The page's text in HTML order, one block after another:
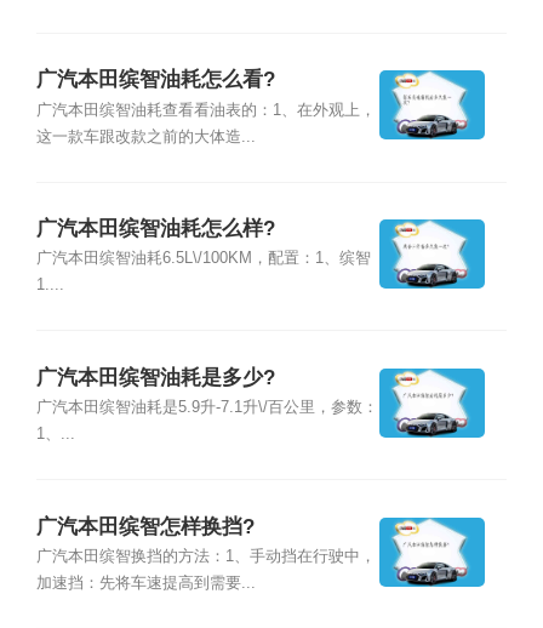
广汽本田缤智油耗怎么看?
广汽本田缤智油耗查看看油表的：1、在外观上，
这一款车跟改款之前的大体造...
广汽本田缤智油耗怎么样?
广汽本田缤智油耗6.5L\/100KM，配置：1、缤智
1....
广汽本田缤智油耗是多少?
广汽本田缤智油耗是5.9升-7.1升\/百公里，参数：
1、...
广汽本田缤智怎样换挡?
广汽本田缤智换挡的方法：1、手动挡在行驶中，
加速挡：先将车速提高到需要...